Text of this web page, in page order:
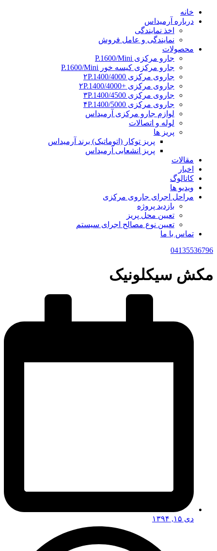
خانه
درباره آرمیداس
اخذ نمایندگی
نمایندگی و عامل فروش
محصولات
جارو مرکزی P.1600/Mini
جارو مرکزی کیسه خور P.1600/Mini
جاروی مرکزی ۲P.1400/4000
جاروی مرکزی +۲P.1400/4000
جاروی مرکزی ۳P.1400/4500
جاروی مرکزی ۴P.1400/5000
لوازم جارو مرکزی آرمیداس
لوله و اتصالات
پریز ها
پریز توکار (اتوماتیک) برند آرمیداس
پریز انشعابی آرمیداس
مقالات
اخبار
کاتالوگ
ویدیو ها
مراحل اجرای جاروی مرکزی
بازدید پروژه
تعیین محل پریز
تعیین نوع مصالح اجرای سیستم
تماس با ما
04135536796
مکش سیکلونیک
دی ۱۵, ۱۳۹۴